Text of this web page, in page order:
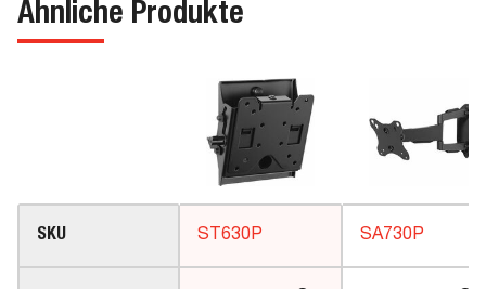
Ähnliche Produkte
SKU ST630P SA730P